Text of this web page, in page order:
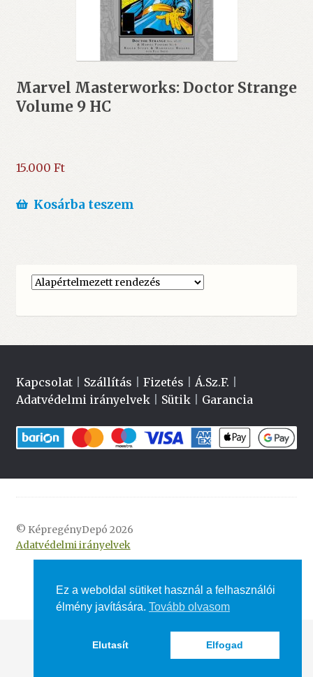
Marvel Masterworks: Doctor Strange
Volume 9 HC
15.000 Ft
Kosárba teszem
Kapcsolat| Szállítás Fizetés Á.Sz.F.
Adatvédelmi irányelvek| Sütik| Garancia
© KépregényDepó 2026
Adatvédelmi irányelvek
Ez a weboldal sütiket használ a felhasználói
élmény javítására. Tovább olvasom
Elutasít Elfogad